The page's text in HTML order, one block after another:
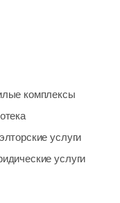
комплексы
услуги
услуги